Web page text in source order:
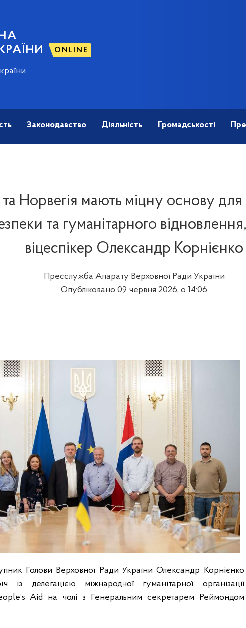
ONLINE
Законодавство Діяльність Громадськості
та Норвегія мають міцну основу для
та гуманітарного
віцеспікер Олександр Корнієнко
Пресслужба Апарату Верховної Ради України
Опубліковано 09 червня 2026, о 14:06
Голови Верховної Ради України Олександр Корнієнко
із делегацією міжнародної гуманітарної організації
Aid на чолі з Генеральним секретарем Реймондом